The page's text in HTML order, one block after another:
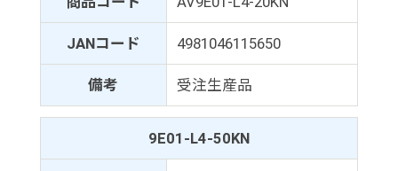
JANコード 4981046115650
備考 受注生産品
9E01-L4-50KN